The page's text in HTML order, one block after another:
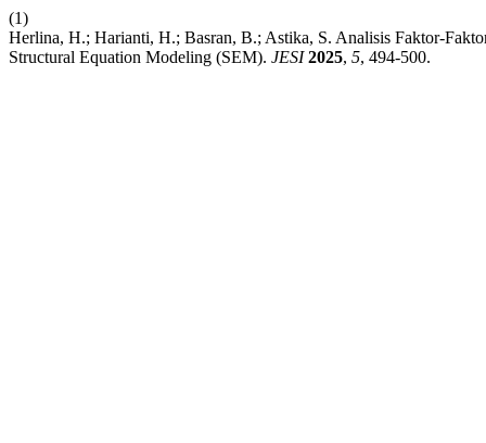
(1)
Herlina, H.; Harianti, H.; Basran, B.; Astika, S. Analisis Faktor-
Structural Equation Modeling (SEM). JESI 2025, 5, 494-500.